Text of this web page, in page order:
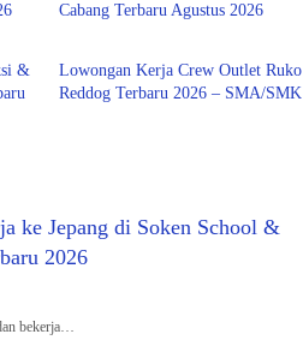
Cabang Terbaru Agustus 2026
&
Fresh Graduate
Lowongan Kerja Crew Outlet Ruko
Reddog Terbaru 2026 – SMA/SMK
ke Jepang di Soken School &
2026
bekerja…